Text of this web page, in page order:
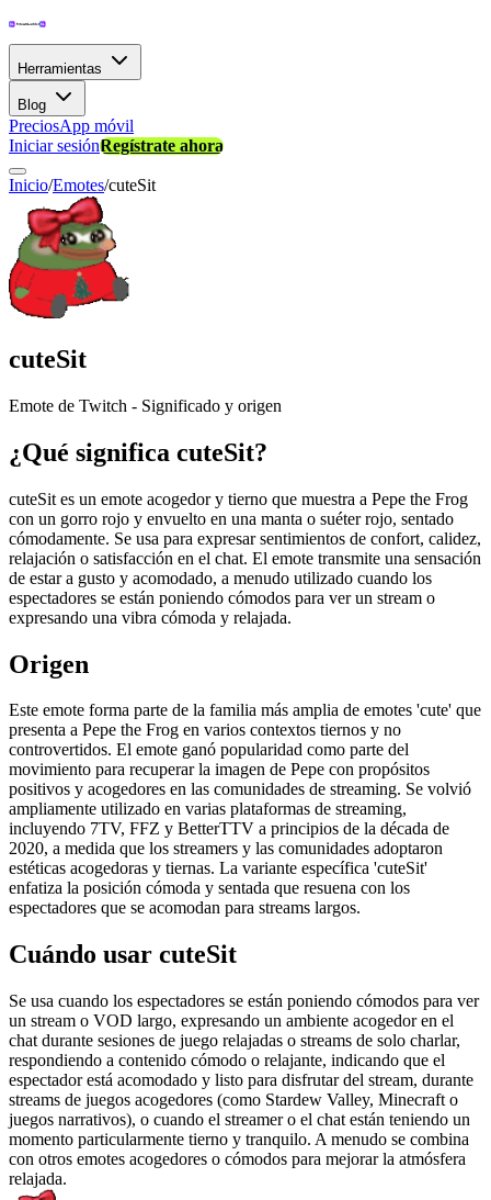
Herramientas
Blog
PreciosApp móvil
Iniciar sesiónRegístrate ahora
Inicio/Emotes/cuteSit
cuteSit
Emote de Twitch - Significado y origen
¿Qué significa cuteSit?
cuteSit es un emote acogedor y tierno que muestra a Pepe the Frog
con un gorro rojo y envuelto en una manta o suéter rojo, sentado
cómodamente. Se usa para expresar sentimientos de confort, calidez,
relajación o satisfacción en el chat. El emote transmite una sensación
de estar a gusto y acomodado, a menudo utilizado cuando los
espectadores se están poniendo cómodos para ver un stream o
expresando una vibra cómoda y relajada.
Origen
Este emote forma parte de la familia más amplia de emotes 'cute' que
presenta a Pepe the Frog en varios contextos tiernos y no
controvertidos. El emote ganó popularidad como parte del
movimiento para recuperar la imagen de Pepe con propósitos
positivos y acogedores en las comunidades de streaming. Se volvió
ampliamente utilizado en varias plataformas de streaming,
incluyendo 7TV, FFZ y BetterTTV a principios de la década de
2020, a medida que los streamers y las comunidades adoptaron
estéticas acogedoras y tiernas. La variante específica 'cuteSit'
enfatiza la posición cómoda y sentada que resuena con los
espectadores que se acomodan para streams largos.
Cuándo usar cuteSit
Se usa cuando los espectadores se están poniendo cómodos para ver
un stream o VOD largo, expresando un ambiente acogedor en el
chat durante sesiones de juego relajadas o streams de solo charlar,
respondiendo a contenido cómodo o relajante, indicando que el
espectador está acomodado y listo para disfrutar del stream, durante
streams de juegos acogedores (como Stardew Valley, Minecraft o
juegos narrativos), o cuando el streamer o el chat están teniendo un
momento particularmente tierno y tranquilo. A menudo se combina
con otros emotes acogedores o cómodos para mejorar la atmósfera
relajada.